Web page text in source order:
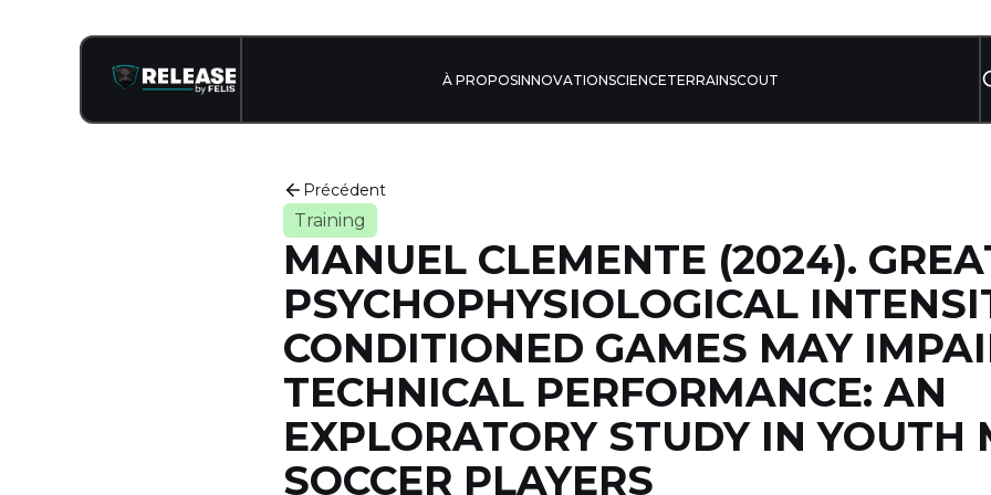
INNOVATIONSCIENCETERRAINSCOUT
À PROPOS
Précédent
Training
MANUEL CLEMENTE (2024).
PSYCHOPHYSIOLOGICAL
CONDITIONED GAMES MAY
TECHNICAL PERFORMANCE: AN
EXPLORATORY STUDY IN YOUTH
SOCCER PLAYERS